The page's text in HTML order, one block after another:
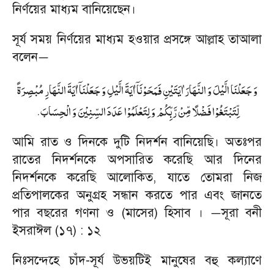
নির্ণয়ের মাধ্যম বানিয়েছেন।
সূর্য সময় নির্ণয়ের মাধ্যম হওয়ার প্রসঙ্গে আল্লাহ তাআলা
বলেন—
وَ جَعَلْنَا الَّيْلَ وَ النَّهَارَ اٰيَتَيْنِ فَمَحَوْنَاۤ اٰيَةَ الَّيْلِ وَ جَعَلْنَاۤ اٰيَةَ النَّهَارِ مُبْصِرَةً
لِّتَبْتَغُوْا فَضْلًا مِّنْ رَّبِّكُمْ وَ لِتَعْلَمُوْا عَدَدَ السِّنِيْنَ وَ الْحِسَابَ.
আমি রাত ও দিনকে দুটি নিদর্শন বানিয়েছি। অতঃপর
রাতের নিদর্শনকে অপসারিত করেছি আর দিনের
নিদর্শনকে করেছি আলোকিত,যাতে তোমরা নিজ
প্রতিপালকের অনুগ্রহ সন্ধান করতে পার এবং জানতে
পার বছরের গণনা ও (মাসের) হিসাব ।
—সূরা বনী
ইসরাঈল (১৭) : ১২
নিঃসন্দেহে চাঁদ-সূর্য উভয়টিই মানুষের বহু কল্যাণে